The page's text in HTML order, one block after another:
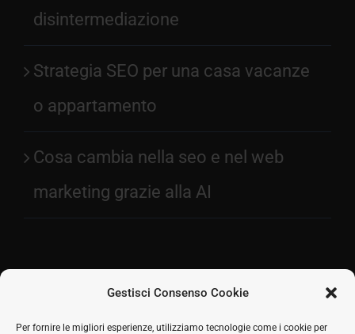
Gestisci Consenso Cookie
Per fornire le migliori esperienze, utilizziamo tecnologie come i cookie per
disintermediazione
Strategia SEO per una casa vacanze
o appartamento
Cosa cambia nella seo e nel web
marketing grazie alla AI
Facebook